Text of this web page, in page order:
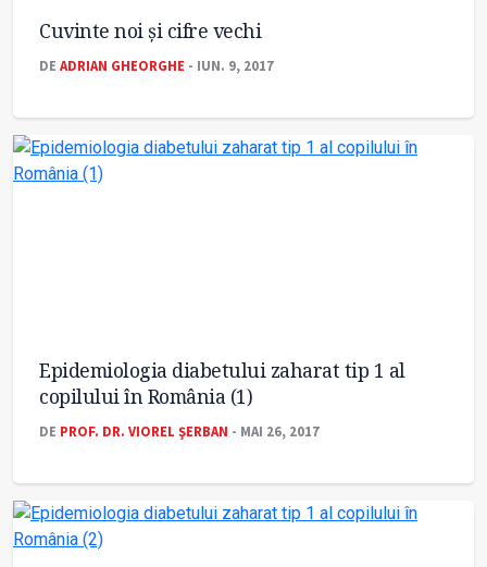
Cuvinte noi și cifre vechi
DE ADRIAN GHEORGHE - IUN. 9, 2017
Epidemiologia diabetului zaharat tip 1 al
copilului în România (1)
DE PROF. DR. VIOREL ŞERBAN - MAI 26, 2017